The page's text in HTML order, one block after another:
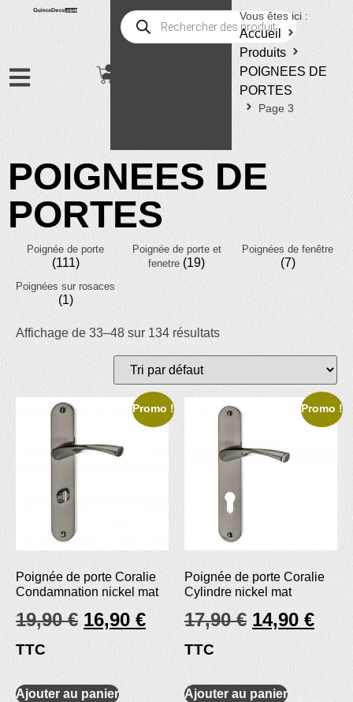
Vous êtes ici :
Accueil
Produits
POIGNEES DE
PORTES
Page 3
POIGNEES DE
PORTES
Poignée de porte
(111)
Poignée de porte et
fenetre (19)
Poignées de fenêtre
(7)
Poignées sur rosaces
(1)
Affichage de 33–48 sur 134 résultats
Promo !
Poignée de porte Coralie
Condamnation nickel mat
19,90€ 16,90 €
TTC
Ajouter au panier
Promo !
Poignée de porte Coralie
Cylindre nickel mat
17,90€ 14,90 €
TTC
Ajouter au panier